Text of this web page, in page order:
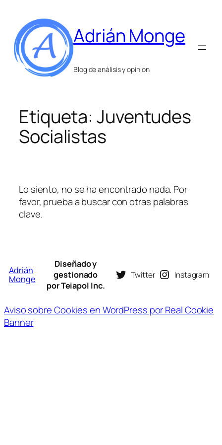
contenido
Adrián Monge
Blog de análisis y opinión
Etiqueta: Juventudes
Socialistas
Lo siento, no se ha encontrado nada. Por
favor, prueba a buscar con otras palabras
clave.
Adrián
Monge
Diseñado y
gestionado
por Teiapol Inc.
Twitter Instagram
Aviso sobre Cookies en WordPress por Real Cookie
Banner